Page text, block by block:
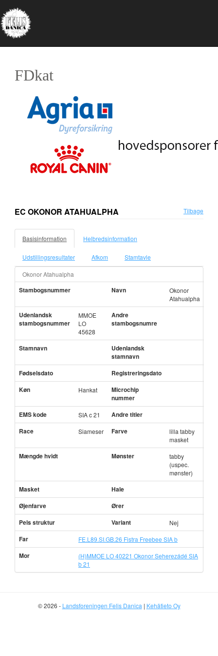
FDkat
EC OKONOR ATAHUALPHA Tilbage
Basisinformation Helbredsinformation
Udstillingsresultater Afkom Stamtavle
Okonor Atahualpha
Stambogsnummer Navn
Okonor
Atahualpha
Udenlandsk
stambogsnummer
MMOE
LO
45628
Andre
stambogsnumre
Stamnavn
Udenlandsk
stamnavn
Fødselsdato
Registreringsdato
Køn
Hankat
Microchip
nummer
EMS kode
SIA c 21
Andre titler
Race
Siameser Farve
lilla tabby
masket
Mængde hvidt Mønster
tabby
(uspec.
mønster)
Masket
Hale
Øjenfarve
Ører
Pels struktur
Variant Nej
Far FE.L89.SI.GB.26 Fistra Freebee SIA b
Mor
(H)MMOE LO 40221 Okonor Seherezádé SIA
b 21
© 2026 - Landsforeningen Felis Danica | Kehätieto Oy